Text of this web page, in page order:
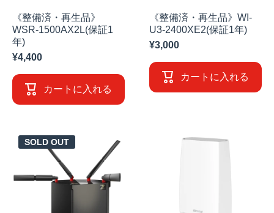
《整備済・再生品》
WSR-1500AX2L(保証1
年)
¥4,400
カートに入れる
《整備済・再生品》WI-
U3-2400XE2(保証1年)
¥3,000
カートに入れる
SOLD OUT